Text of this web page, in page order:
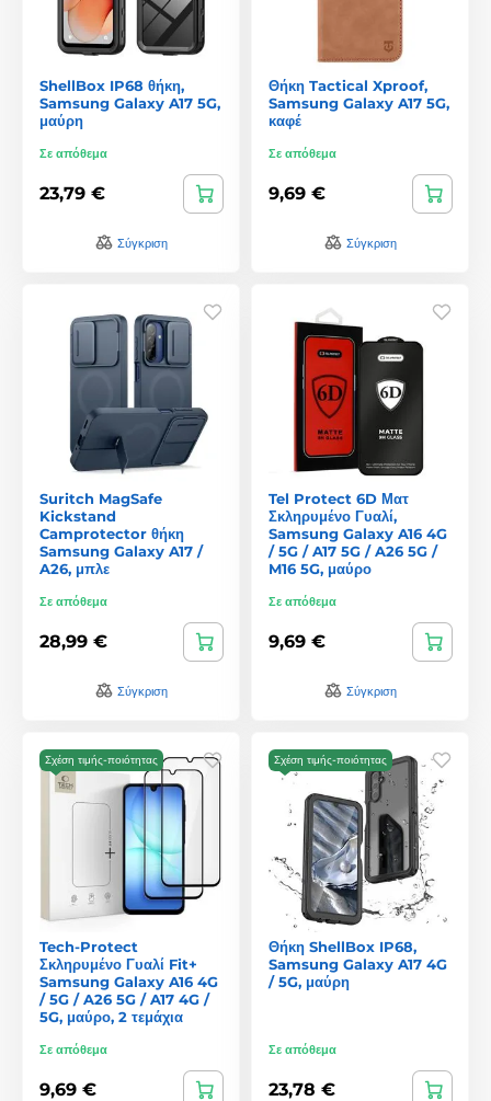
ShellBox IP68 θήκη,
Samsung Galaxy A17 5G,
μαύρη
Σε απόθεμα
23,79 €
Σύγκριση
Θήκη Tactical Xproof,
Samsung Galaxy A17 5G,
καφέ
Σε απόθεμα
9,69 €
Σύγκριση
Suritch MagSafe
Kickstand
Camprotector θήκη
Samsung Galaxy A17 /
A26, μπλε
Σε απόθεμα
28,99 €
Σύγκριση
Tel Protect 6D Ματ
Σκληρυμένο Γυαλί,
Samsung Galaxy A16 4G
/ 5G / A17 5G / A26 5G /
M16 5G, μαύρο
Σε απόθεμα
9,69 €
Σύγκριση
Σχέση τιμής-ποιότητας
Tech-Protect
Σκληρυμένο Γυαλί Fit+
Samsung Galaxy A16 4G
/ 5G / A26 5G / A17 4G /
5G, μαύρο, 2 τεμάχια
Σε απόθεμα
9,69 €
Σχέση τιμής-ποιότητας
Θήκη ShellBox IP68,
Samsung Galaxy A17 4G
/ 5G, μαύρη
Σε απόθεμα
23,78 €